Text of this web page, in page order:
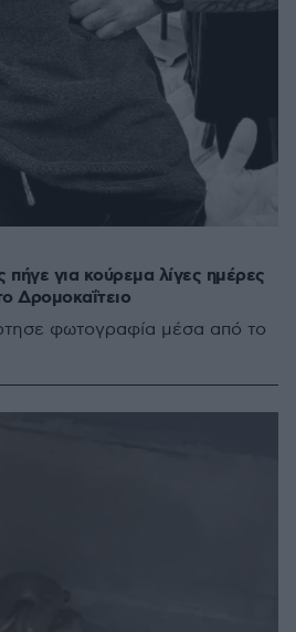
για κούρεμα λίγες ημέρες
Δρομοκαΐτειο
φωτογραφία μέσα από το